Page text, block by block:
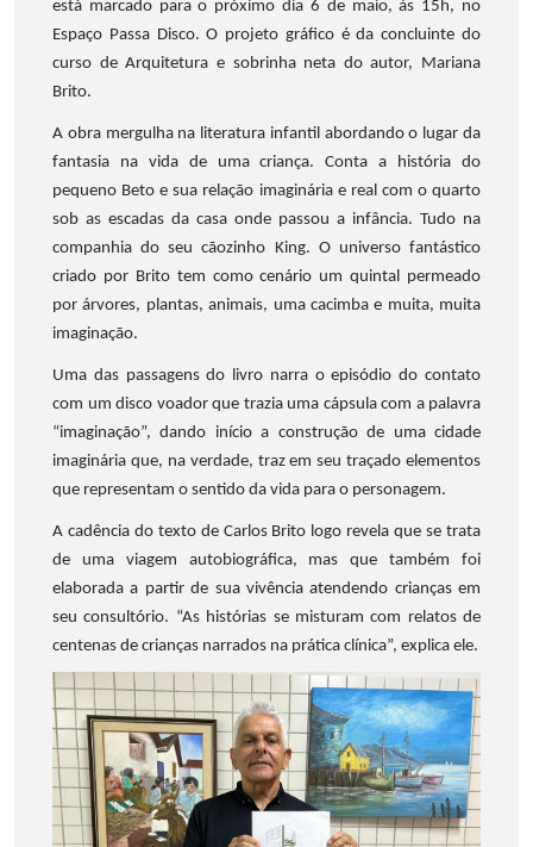
está marcado para o próximo dia 6 de maio, às 15h, no
Espaço Passa Disco. O projeto gráfico é da concluinte do
curso de Arquitetura e sobrinha neta do autor, Mariana
Brito.
A obra mergulha na literatura infantil abordando o lugar da
fantasia na vida de uma criança. Conta a história do
pequeno Beto e sua relação imaginária e real com o quarto
sob as escadas da casa onde passou a infância. Tudo na
companhia do seu cãozinho King. O universo fantástico
criado por Brito tem como cenário um quintal permeado
por árvores, plantas, animais, uma cacimba e muita, muita
imaginação.
Uma das passagens do livro narra o episódio do contato
com um disco voador que trazia uma cápsula com a palavra
“imaginação”, dando início a construção de uma cidade
imaginária que, na verdade, traz em seu traçado elementos
que representam o sentido da vida para o personagem.
A cadência do texto de Carlos Brito logo revela que se trata
de uma viagem autobiográfica, mas que também foi
elaborada a partir de sua vivência atendendo crianças em
seu consultório. “As histórias se misturam com relatos de
centenas de crianças narrados na prática clínica”, explica ele.